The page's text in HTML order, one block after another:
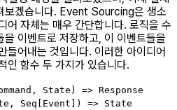
보겠습니다. Event Sourcing은 생소
어 자체는 매우 간단합니다. 로직을 수
이벤트로 저장하고, 이 이벤트들을
들어내는 것입니다. 이러한 아이디어
인 함수 두 가지가 있습니다.
State) => Response
Seq[Event]) => State